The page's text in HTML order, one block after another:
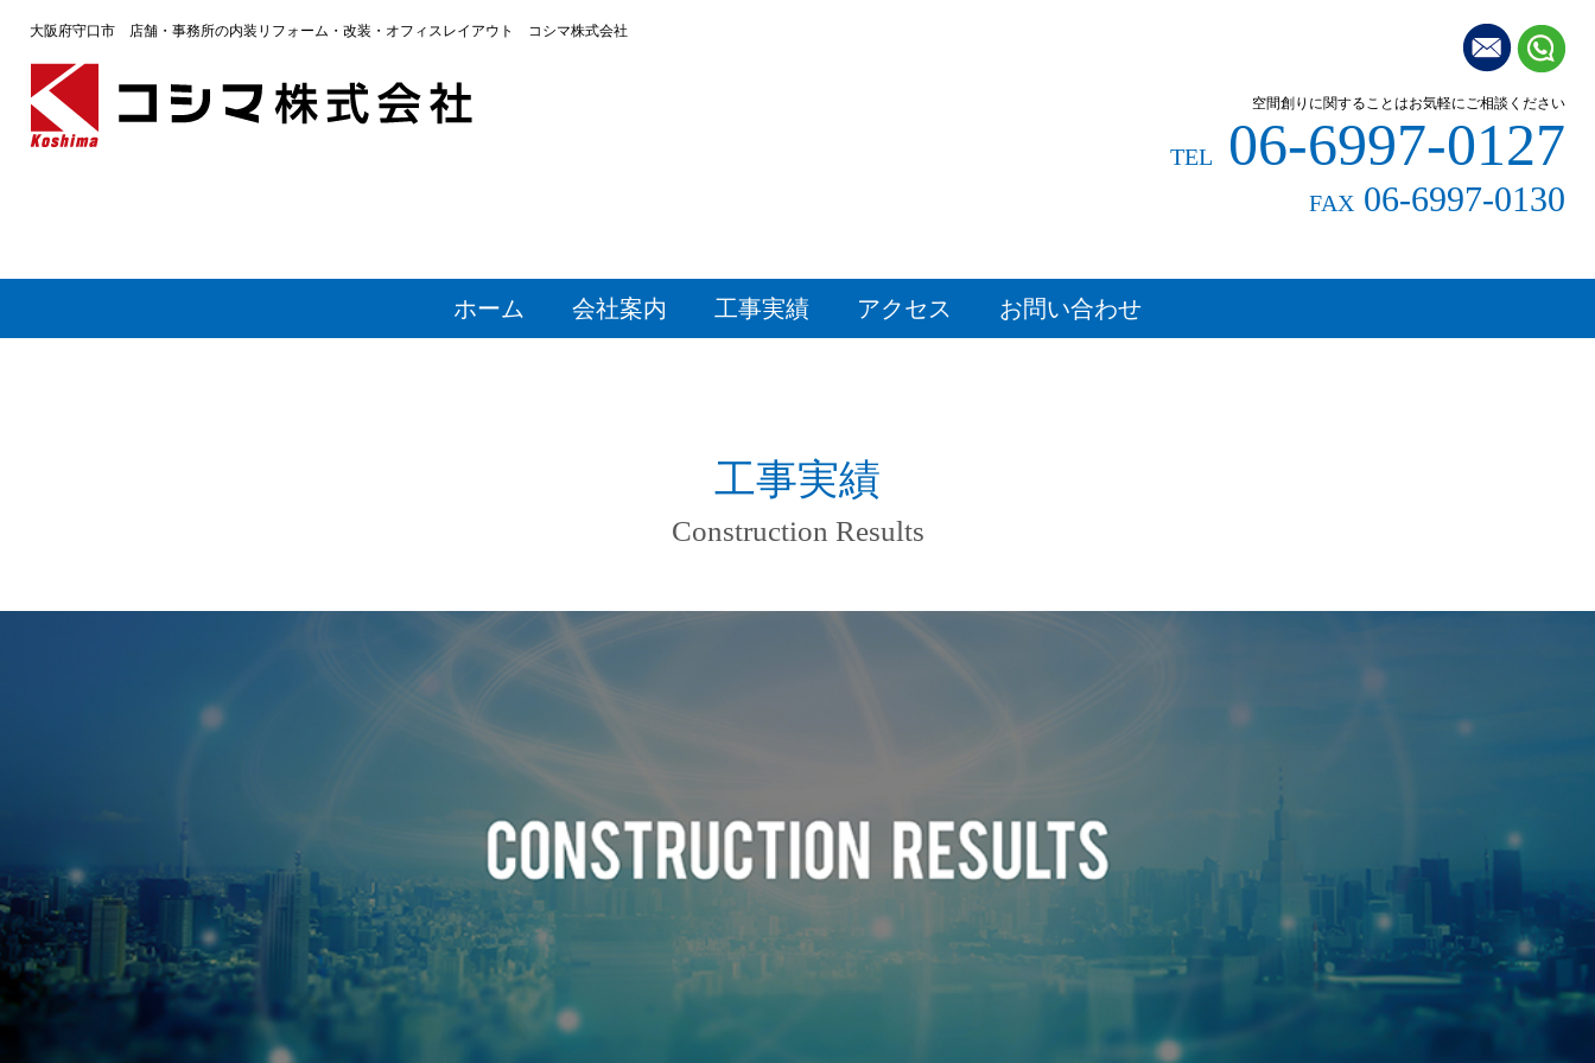
大阪府守口市 店舗・事務所の内装リフォーム・改装・オフィスレイアウト コシマ株式会社
空間創りに関することはお気軽にご相談ください
TEL 06-6997-0127
FAX 06-6997-0130
ホーム 会社案内 工事実績 アクセス お問い合わせ
工事実績
Construction Results